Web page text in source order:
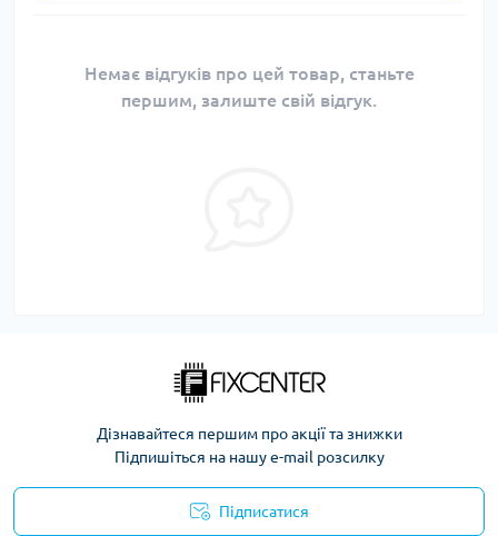
Немає відгуків про цей товар, станьте
першим, залиште свій відгук.
Дізнавайтеся першим про акції та знижки
Підпишіться на нашу e-mail розсилку
Підписатися